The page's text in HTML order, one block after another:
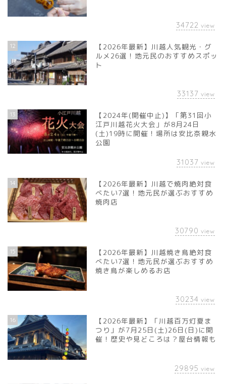
34722 view
12
【2026年最新】川越人気観光・グ
ルメ26選！地元民のおすすめスポッ
ト
33137 view
13
【2024年(開催中止)】「第31回小
江戸川越花火大会」が8月24日
(土)19時に開催！場所は安比奈親水
公園
31037 view
14
【2026年最新】川越で焼肉絶対食
べたい7選！地元民が選ぶおすすめ
焼肉店
30790 view
15
【2026年最新】川越焼き鳥絶対食
べたい7選！地元民が選ぶおすすめ
焼き鳥が楽しめるお店
30234 view
16
【2026年最新】「川越百万灯夏ま
つり」が7月25日(土)26日(日)に開
催！歴史や見どころは？屋台情報も
29895 view